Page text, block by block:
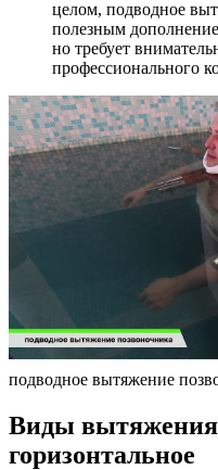
целом, подводное
полезным
но требует
профессионального
подводное вытяжение
Виды
горизонтальное